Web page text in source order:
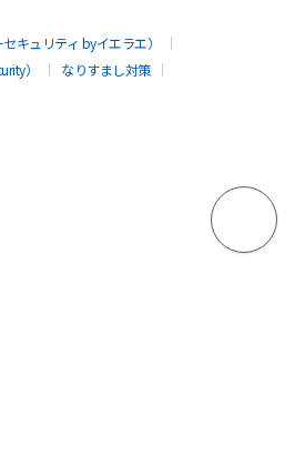
キュリティ byイエラエ）
）
なりすまし対策